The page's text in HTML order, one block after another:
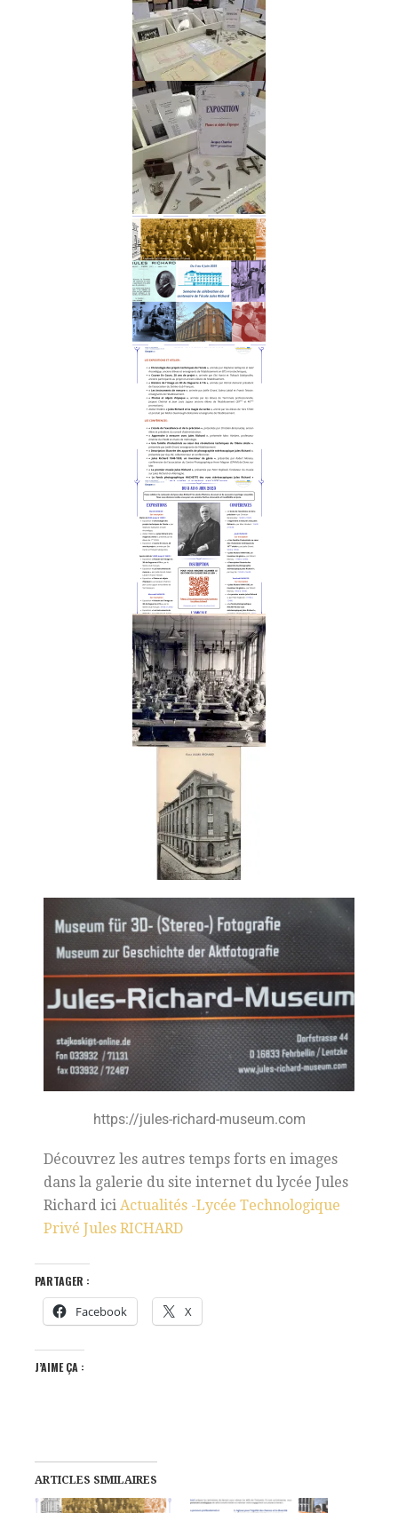
https://jules-richard-museum.com
Découvrez les autres temps forts en images
dans la galerie du site internet du lycée Jules
Richard ici Actualités -Lycée Technologique
Privé Jules RICHARD
PARTAGER :
Facebook X
J’AIME ÇA :
ARTICLES SIMILAIRES